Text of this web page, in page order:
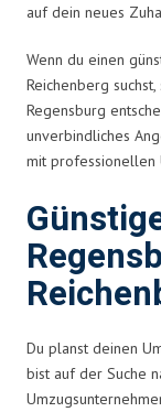
auf dein neues
Wenn du einen
Reichenberg
Regensburg
unverbindliches
mit professionellen
Du planst deinen
bist auf der Suche